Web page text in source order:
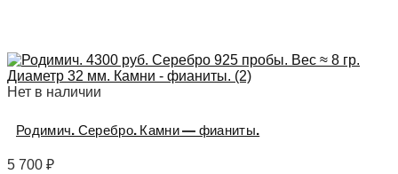
Нет в наличии
Родимич. Серебро. Камни — фианиты.
5 700 ₽